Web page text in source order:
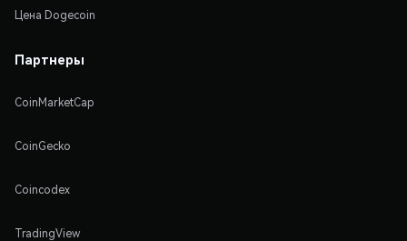
Цена Dogecoin
Партнеры
CoinMarketCap
CoinGecko
Coincodex
TradingView